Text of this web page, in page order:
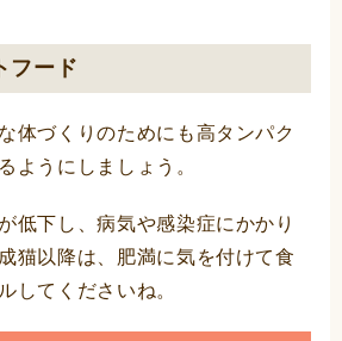
フード
体づくりのためにも高タンパク
ようにしましょう。
低下し、病気や感染症にかかり
猫以降は、肥満に気を付けて食
してくださいね。